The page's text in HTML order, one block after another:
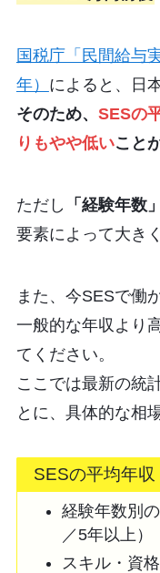
国税庁「民間給与
年） によると、日
そのため、 SESの
りもやや低いこと
ただし 「経験年数
要素によって大き
また、今SESで働
一般的な年収より
てください。
ここでは最新の統
とに、具体的な相
SESの平均年収
経験年数別
／5年以上）
スキル・資